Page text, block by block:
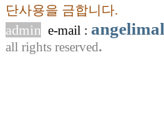
단사용을 금합니다.
admin e-mail :
all rights reserved.